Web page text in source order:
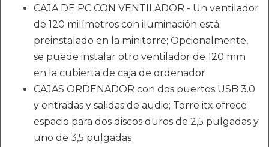
CAJA DE PC CON VENTILADOR - Un ventilador
de 120 milímetros con iluminación está
preinstalado en la minitorre; Opcionalmente,
se puede instalar otro ventilador de 120 mm
en la cubierta de caja de ordenador
CAJAS ORDENADOR con dos puertos USB 3.0
y entradas y salidas de audio; Torre itx ofrece
espacio para dos discos duros de 2,5 pulgadas y
uno de 3,5 pulgadas